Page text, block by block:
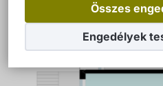
Összes
Engedélyek